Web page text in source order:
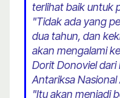
terlihat baik untuk
"Tidak ada yang
dua tahun, dan
akan mengalami
Dorit Donoviel dari
Antariksa Nasional
"Itu akan menjadi